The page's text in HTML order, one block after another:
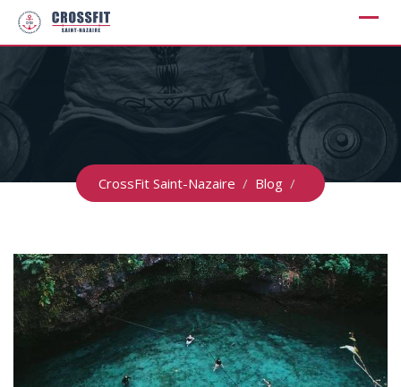
Skip
CrossFit Saint-Nazaire / Blog /